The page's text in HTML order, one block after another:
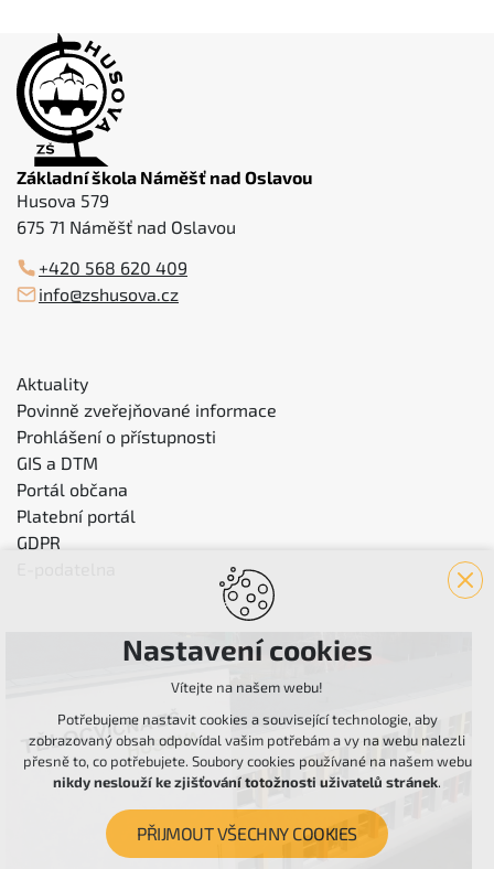
Základní škola Náměšť nad Oslavou
Husova 579
675 71 Náměšť nad Oslavou
+420 568 620 409
info@zshusova.cz
Aktuality
Povinně zveřejňované informace
Prohlášení o přístupnosti
GIS a DTM
Portál občana
Platební portál
GDPR
Nastavení cookies
Vítejte na našem webu!
Potřebujeme nastavit cookies a související technologie, aby
zobrazovaný obsah odpovídal vašim potřebám a vy na webu nalezli
přesně to, co potřebujete. Soubory cookies používané na našem webu
nikdy neslouží ke zjišťování totožnosti uživatelů stránek.
PŘIJMOUT VŠECHNY COOKIES